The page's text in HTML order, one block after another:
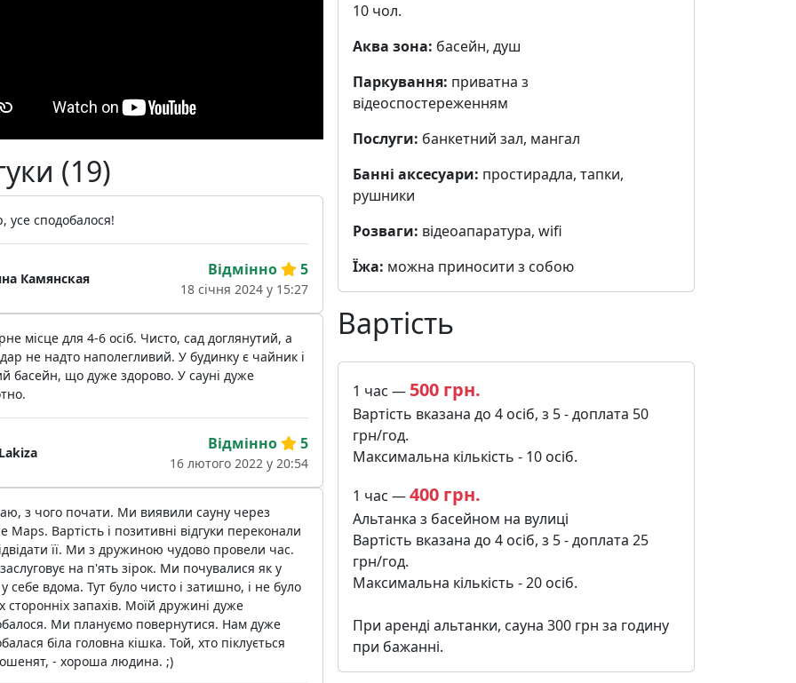
10 чол.
Аква зона: басейн, душ
Паркування: приватна з
відеоспостереженням
Послуги: банкетний зал, мангал
Банні аксесуари: простирадла, тапки,
рушники
Розваги: відеоапаратура, wifi
Їжа: можна приносити з собою
Вартість
1 час — 500 грн.
Вартість вказана до 4 осіб, з 5 - доплата 50
грн/год.
Максимальна кількість - 10 осіб.
1 час —400 грн.
Альтанка з басейном на вулиці
Вартість вказана до 4 осіб, з 5 - доплата 25
грн/год.
Максимальна кількість - 20 осіб.
При аренді альтанки, сауна 300 грн за годину
при бажанні.
(19)
усе сподобалося!
Камянская Відмінно 5
18 січня 2024 у 15:27
місце для 4-6 осіб. Чисто, сад доглянутий, а
не надто наполегливий. У будинку є чайник і
басейн, що дуже здорово. У сауні дуже
Відмінно 5
16 лютого 2022 у 20:54
з чого почати. Ми виявили сауну через
Maps. Вартість і позитивні відгуки переконали
її. Ми з дружиною чудово провели час.
на п'ять зірок. Ми почувалися як у
у себе вдома. Тут було чисто і затишно, і не було
сторонніх запахів. Моїй дружині дуже
Ми плануємо повернутися. Нам дуже
біла головна кішка. Той, хто піклується
- хороша людина. ;)